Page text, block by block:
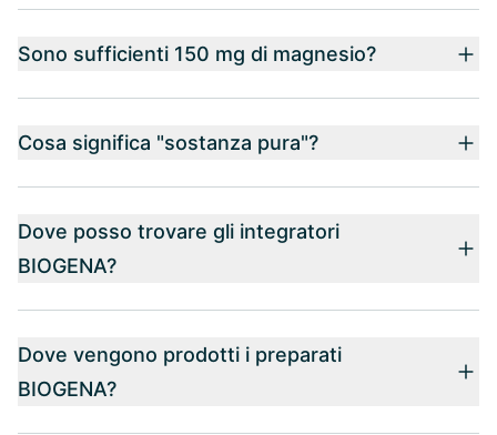
Sono sufficienti 150 mg di magnesio?
Cosa significa "sostanza pura"?
Dove posso trovare gli integratori
BIOGENA?
Dove vengono prodotti i preparati
BIOGENA?